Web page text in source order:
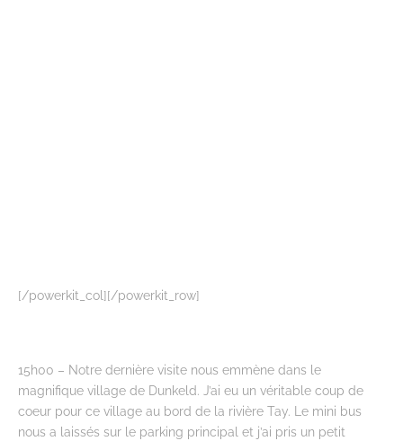
[/powerkit_col][/powerkit_row]
15h00 – Notre dernière visite nous emmène dans le
magnifique village de Dunkeld. J’ai eu un véritable coup de
coeur pour ce village au bord de la rivière Tay. Le mini bus
nous a laissés sur le parking principal et j’ai pris un petit